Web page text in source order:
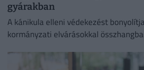
gyárakban
A kánikula elleni védekezést
kormányzati elvárásokkal